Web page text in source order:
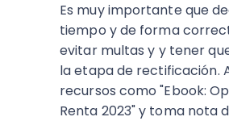
Es muy importante que
tiempo y de forma
evitar multas y y tener
la etapa de rectificación.
recursos como "Ebook:
Renta 2023" y toma nota